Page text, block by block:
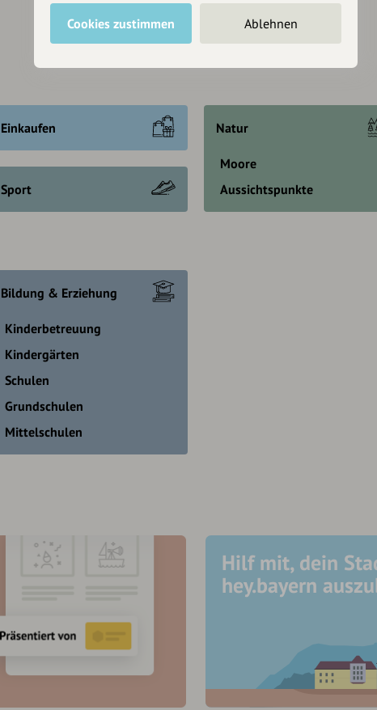
Einkaufen
Sport
Natur
Moore
Aussichtspunkte
Bildung & Erziehung
Kinderbetreuung
Kindergärten
Schulen
Grundschulen
Mittelschulen
Hilf mit, dein
hey.bayern
Cookies zustimmen Ablehnen